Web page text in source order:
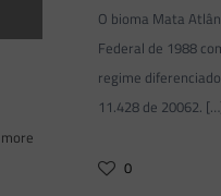
O bioma Mata
Federal de 1988
regime
11.428 de 20062.
0